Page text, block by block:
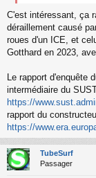
u
C'est intéressant, ça
déraillement causé
roues d'un ICE, et
Gotthard en 2023,
Le rapport d'enquête
intermédiaire du
https://
rapport du
https://
TubeSurf
Passager